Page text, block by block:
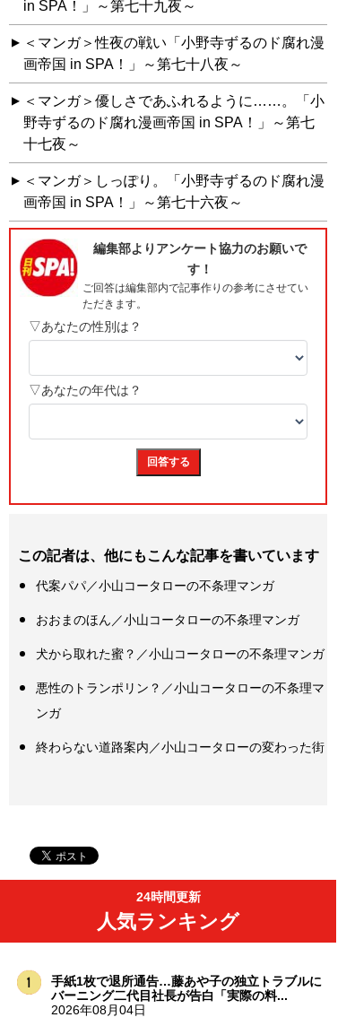
in SPA！」～第七十九夜～
＜マンガ＞性夜の戦い「小野寺ずるのド腐れ漫
画帝国 in SPA！」～第七十八夜～
＜マンガ＞優しさであふれるように……。「小
野寺ずるのド腐れ漫画帝国 in SPA！」～第七
十七夜～
＜マンガ＞しっぽり。「小野寺ずるのド腐れ漫
画帝国 in SPA！」～第七十六夜～
この記者は、他にもこんな記事を書いています
代案パパ／小山コータローの不条理マンガ
おおまのほん／小山コータローの不条理マンガ
犬から取れた蜜？／小山コータローの不条理マンガ
悪性のトランポリン？／小山コータローの不条理マ
ンガ
終わらない道路案内／小山コータローの変わった街
24時間更新
人気ランキング
手紙1枚で退所通告…藤あや子の独立トラブルに
バーニング二代目社長が告白「実際の料...
2026年08月04日